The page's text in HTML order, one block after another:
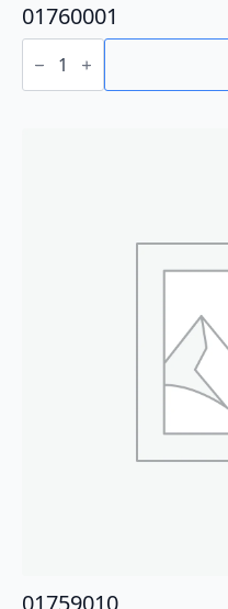
01760001
01760001
adet
01759010